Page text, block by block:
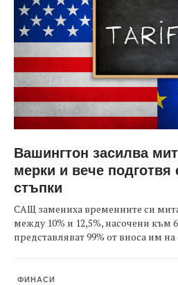
Вашингтон засилва
мерки и вече
стъпки
САЩ замениха временните си
между 10% и 12,5%, насочени към
представляват 99% от вноса им на
ФИНАСИ